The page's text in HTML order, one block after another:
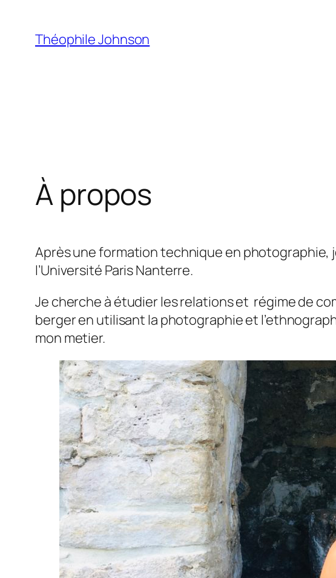
contenu
Théophile Johnson
À propos
Après une formation technique en photographie,
l’Université Paris Nanterre.
Je cherche à étudier les relations et régime de
berger en utilisant la photographie et
mon metier.